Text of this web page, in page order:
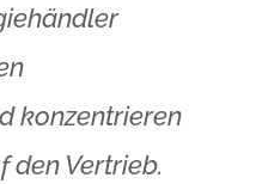
konzentrieren
den Vertrieb.